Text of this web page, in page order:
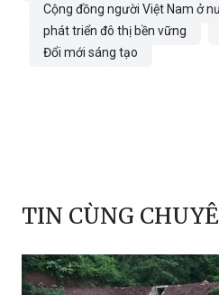
Cộng đồng người Việt Nam ở
phát triển đô thị bền vững
Đổi mới sáng tạo
TIN CÙNG